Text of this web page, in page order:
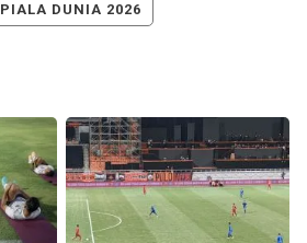
PIALA DUNIA 2026